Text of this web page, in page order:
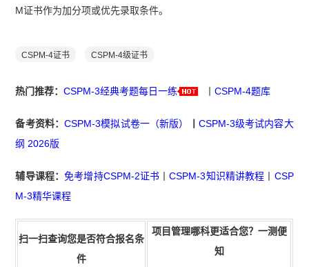
M证书作为加分项或优先录取条件。
CSPM-4证书 CSPM-4级证书
热门推荐：CSPM-3经典考题每日一练 丨CSPM-4题库
备考资料：CSPM-3模拟试卷一（新版）
CSPM-3级考试内容大
纲 2026版
辅导课程：免考增持CSPM-2证书 丨CSPM-3知识精讲教程
CSP
M-3精华课程
扫一扫查询您是否符合报名条
件
项目管理哪科更适合您？一测便
知